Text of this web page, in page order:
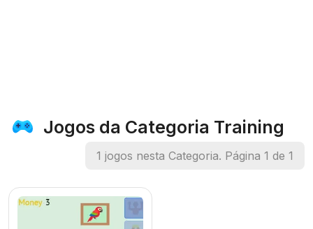
Jogos da Categoria Training
1 jogos nesta Categoria. Página 1 de 1